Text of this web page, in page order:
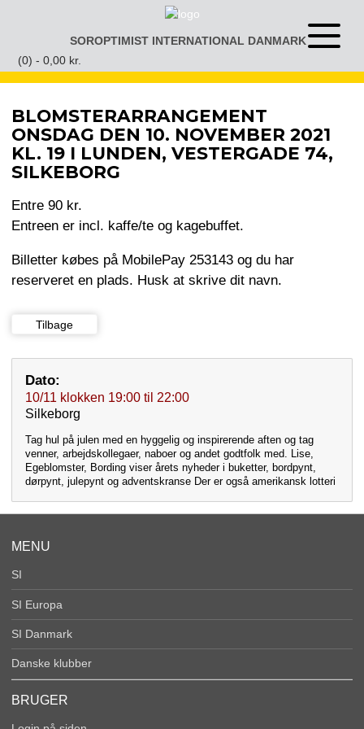
SOROPTIMIST INTERNATIONAL DANMARKÅben
menu
(0) - 0,00 kr.
BLOMSTERARRANGEMENT
ONSDAG DEN 10. NOVEMBER 2021
KL. 19 I LUNDEN, VESTERGADE 74,
SILKEBORG
Entre 90 kr.
Entreen er incl. kaffe/te og kagebuffet.
Billetter købes på MobilePay 253143 og du har
reserveret en plads. Husk at skrive dit navn.
Tilbage
Dato:
10/11 klokken 19:00 til 22:00
Silkeborg
Tag hul på julen med en hyggelig og inspirerende aften og tag
venner, arbejdskollegaer, naboer og andet godtfolk med. Lise,
Egeblomster, Bording viser årets nyheder i buketter, bordpynt,
dørpynt, julepynt og adventskranse Der er også amerikansk lotteri
MENU
SI
SI Europa
SI Danmark
Danske klubber
BRUGER